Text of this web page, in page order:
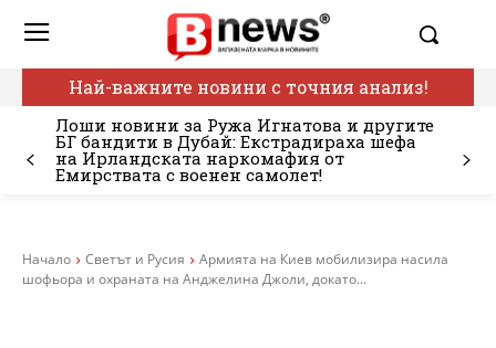
Най-важните новини с точния анализ!
Лоши новини за Ружа Игнатова и другите
БГ бандити в Дубай: Екстрадираха шефа
на Ирландската наркомафия от
Емирствата с военен самолет!
Начало Светът и Русия
Армията на Киев мобилизира насила
шофьора и охраната на Анджелина Джоли, докато...